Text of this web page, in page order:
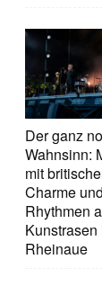
Der ganz
Wahnsinn:
mit
Charme
Rhythmen
Kunstrasen
Rheinaue